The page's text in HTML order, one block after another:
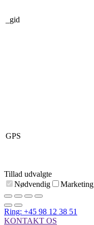
_gid
GPS
Tillad udvalgte
Nødvendig
Marketing
Ring: +45 98 12 38 51
KONTAKT OS